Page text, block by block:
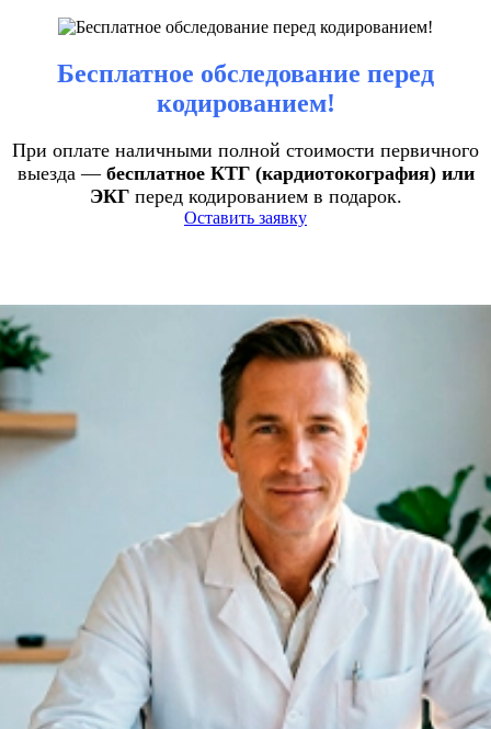
Бесплатное обследование перед
кодированием!
При оплате наличными полной стоимости первичного
выезда — бесплатное КТГ (кардиотокография) или
ЭКГперед кодированием в подарок.
Оставить заявку